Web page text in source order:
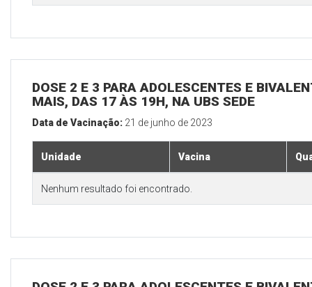
DOSE 2 E 3 PARA ADOLESCENTES E
MAIS, DAS 17 ÀS 19H, NA UBS SEDE
Data de Vacinação: 21 de junho de 2023
Unidade Vacina
Nenhum resultado foi encontrado.